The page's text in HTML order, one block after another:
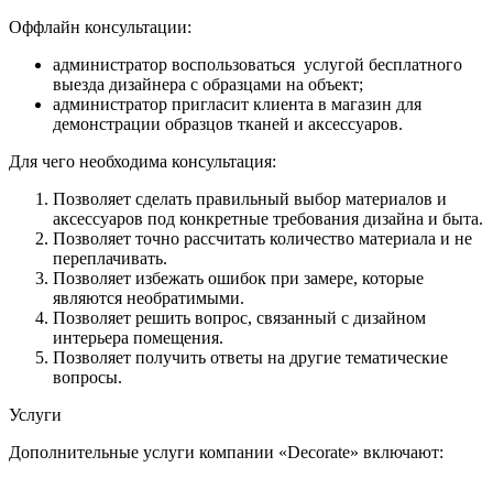
Оффлайн консультации:
администратор воспользоваться услугой бесплатного
выезда дизайнера с образцами на объект;
администратор пригласит клиента в магазин для
демонстрации образцов тканей и аксессуаров.
Для чего необходима консультация:
Позволяет сделать правильный выбор материалов и
аксессуаров под конкретные требования дизайна и быта.
Позволяет точно рассчитать количество материала и не
переплачивать.
Позволяет избежать ошибок при замере, которые
являются необратимыми.
Позволяет решить вопрос, связанный с дизайном
интерьера помещения.
Позволяет получить ответы на другие тематические
вопросы.
Услуги
Дополнительные услуги компании «Decorate» включают: